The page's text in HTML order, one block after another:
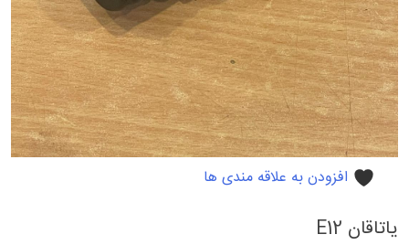
افزودن به علاقه مندی ها
یاتاقان E12